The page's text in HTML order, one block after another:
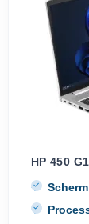
HP 450
Scherm